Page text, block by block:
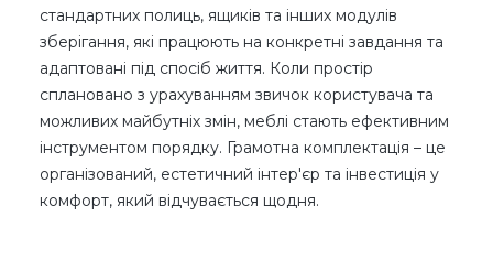
стандартних полиць, ящиків та інших модулів
зберігання, які працюють на конкретні завдання та
адаптовані під спосіб життя. Коли простір
сплановано з урахуванням звичок користувача та
можливих майбутніх змін, меблі стають ефективним
інструментом порядку. Грамотна комплектація – це
організований, естетичний інтер'єр та інвестиція у
комфорт, який відчувається щодня.